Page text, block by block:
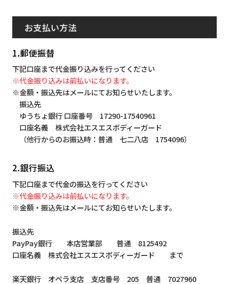
お支払い方法
1.郵便振替
下記口座まで代金振り込みを行ってください
※代金振り込みは前払いになります。
※金額・振込先はメールにてお知らせいたします。
振込先
ゆうちょ銀行 口座番号 17290-17540961
口座名義 株式会社エスエスボディーガード
（他行からのお振込時：普通 七二八店 1754096）
2.銀行振込
下記口座まで代金の振込を行ってください
※代金振り込みは前払いになります。
※金額・振込先はメールにてお知らせいたします。
振込先
PayPay銀行 本店営業部 普通 8125492
口座名義 株式会社エスエスボディーガード まで
楽天銀行 オペラ支店 支店番号 205 普通 7027960